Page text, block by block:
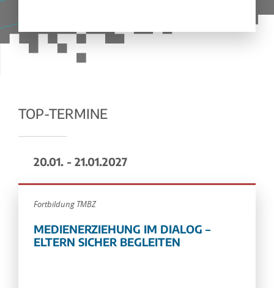
TOP-TERMINE
20.01. - 21.01.2027
Fortbildung TMBZ
MEDIENERZIEHUNG IM DIALOG –
ELTERN SICHER BEGLEITEN